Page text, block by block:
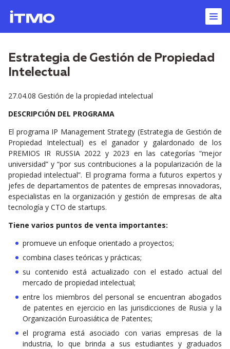
Estrategia de Gestión de Propiedad
Intelectual
27.04.08 Gestión de la propiedad intelectual
DESCRIPCIÓN DEL PROGRAMA
El programa IP Management Strategy (Estrategia de Gestión de
Propiedad Intelectual) es el ganador y galardonado de los
PREMIOS IR RUSSIA 2022 y 2023 en las categorías “mejor
universidad” y “por sus contribuciones a la popularización de la
propiedad intelectual”. El programa forma a futuros expertos y
jefes de departamentos de patentes de empresas innovadoras,
especialistas en la organización y gestión de empresas de alta
tecnología y CTO de startups.
Tiene varios puntos de venta importantes:
promueve un enfoque orientado a proyectos;
combina clases teóricas y prácticas;
su contenido está actualizado con el estado actual del
mercado de propiedad intelectual;
entre los miembros del personal se encuentran abogados
de patentes en ejercicio en las jurisdicciones de Rusia y la
Organización Euroasiática de Patentes;
el programa está asociado con varias empresas de la
industria, lo que brinda a sus estudiantes y graduados